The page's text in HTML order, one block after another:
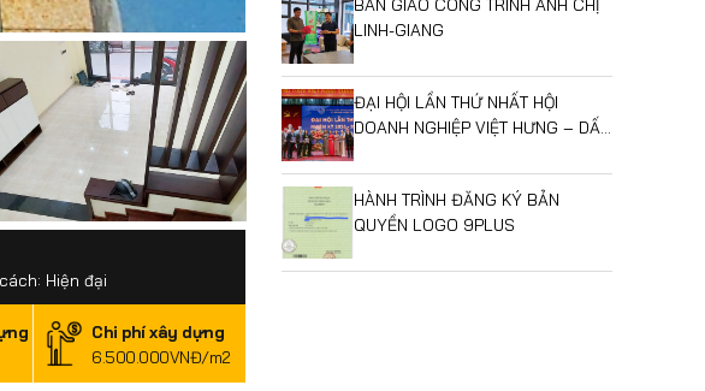
Hiện đại
Chi phí xây dựng
6.500.000VNĐ/m2
BÀN GIAO CÔNG TRÌNH ANH CHỊ
LINH-GIANG
ĐẠI HỘI LẦN THỨ NHẤT HỘI
DOANH NGHIỆP VIỆT HƯNG – DẤU
TRIỂN MỚI
HÀNH TRÌNH ĐĂNG KÝ BẢN
QUYỀN LOGO 9PLUS